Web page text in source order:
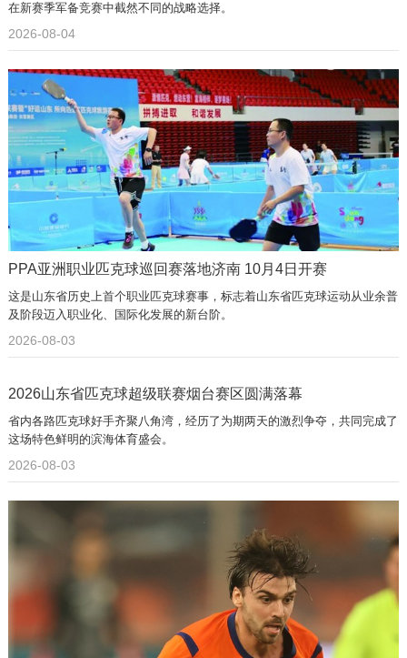
在新赛季军备竞赛中截然不同的战略选择。
2026-08-04
PPA亚洲职业匹克球巡回赛落地济南 10月4日开赛
这是山东省历史上首个职业匹克球赛事，标志着山东省匹克球运动从业余普
及阶段迈入职业化、国际化发展的新台阶。
2026-08-03
2026山东省匹克球超级联赛烟台赛区圆满落幕
省内各路匹克球好手齐聚八角湾，经历了为期两天的激烈争夺，共同完成了
这场特色鲜明的滨海体育盛会。
2026-08-03